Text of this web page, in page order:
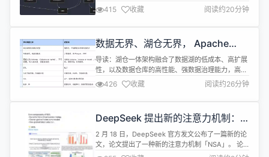
程，宛如一颗迅速膨胀的种子，短短两三个月，便摇
身一变，成为容纳百十来个子应用的庞大“生态系
统”。这些子应用来自五湖四海，各自施展浑身解
研紧密相关，还是关联性稍弱的功能，皆涵盖其中。
作为基于Vue搭建的平台，不...
415 收藏 阅读约20分钟
数据无界、湖仓无界， Apache
Doris 湖仓一体解决方案全面解读
（上篇）
导读：湖仓一体架构融合了数据湖的低成本、高扩展
性，以及数据仓库的高性能、强数据治理能力，高效
应对大数据时代的挑战。为助力企业实现湖仓一体的
建设，Apache Doris 提出了数据无界 和湖仓无界核
心理念，并结合自身特性，助力企业加速从 0 到 1 构
对湖仓一体演进及 Apache Doris 湖仓一体方案进行
介...
426 收藏 阅读约26分钟
DeepSeek 提出新的注意力机制：
原生稀疏注意力 (NSA)，创始人亲
自提交论文
2 月 18 日，DeepSeek 官方发文公布了一篇新的论
文，论文提出了一种新的注意力机制「NSA」。 论
文地址：https://arxiv.org/pdf/2502.11089v1 据